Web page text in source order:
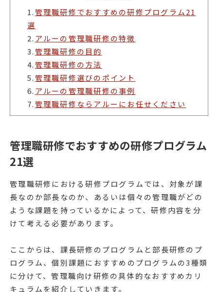
1.管理職研修でおすすめの研修プログラム21
選
2. アルーの管理職研修の特徴
3.管理職研修の目的
4.管理職研修の方法
5.管理職研修選びのポイント
6. アルーの管理職研修の事例
7.管理職研修ならアルーにお任せください
管理職研修でおすすめの研修プログラム
21選
管理職研修における研修プログラムでは、対象が課
長なのか部長なのか、あるいは個々の管理職がどの
ような課題を持っているかによって、研修内容を分
けて考える必要があります。
ここからは、課長研修のプログラムと部長研修のプ
ログラム、個別課題におすすめのプログラムの3種類
に分けて、管理職向け研修の具体的なおすすめカリ
キュラムを紹介していきます。